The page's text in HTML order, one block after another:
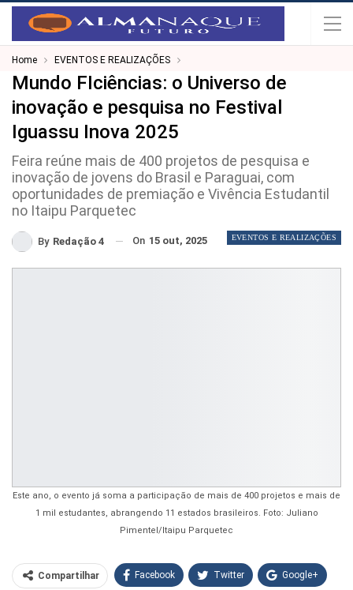
Home EVENTOS E REALIZAÇÕES
Mundo FIciências: o Universo de
inovação e pesquisa no Festival
Iguassu Inova 2025
Feira reúne mais de 400 projetos de pesquisa e
inovação de jovens do Brasil e Paraguai, com
oportunidades de premiação e Vivência Estudantil
no Itaipu Parquetec
EVENTOS E REALIZAÇÕES
By Redação 4 On 15 out, 2025
Este ano, o evento já soma a participação de mais de 400 projetos e mais de
1 mil estudantes, abrangendo 11 estados brasileiros. Foto: Juliano
Pimentel/Itaipu Parquetec
Compartilhar Facebook Twitter Google+